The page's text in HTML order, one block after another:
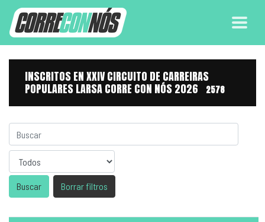
INSCRITOS EN XXIV CIRCUITO DE CARREIRAS
POPULARES LARSA CORRE CON NÓS 2026 2578
Sexo
Borrar filtros